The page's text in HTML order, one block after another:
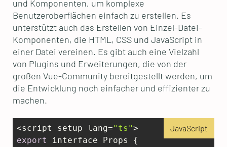
und Komponenten, um komplexe
Benutzeroberflächen einfach zu erstellen. Es
unterstützt auch das Erstellen von Einzel-Datei-
Komponenten, die HTML, CSS und JavaScript in
einer Datei vereinen. Es gibt auch eine Vielzahl
von Plugins und Erweiterungen, die von der
großen Vue-Community bereitgestellt werden, um
die Entwicklung noch einfacher und effizienter zu
machen.
JavaScript
<script setup lang="ts"
export interface Props {